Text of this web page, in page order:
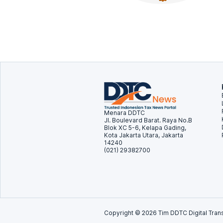
Menara DDTC
Jl. Boulevard Barat. Raya No.B
Blok XC 5-6, Kelapa Gading,
Kota Jakarta Utara, Jakarta
14240
(021) 29382700
Copyright © 2026 Tim DDTC Digital